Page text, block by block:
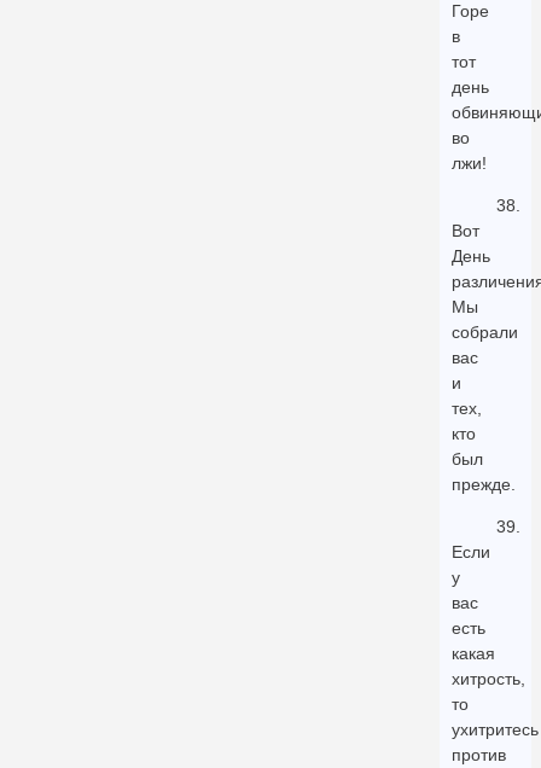
Горе
в
тот
день
во
лжи!
38.
Вот
День
Мы
собрали
вас
и
тех,
кто
был
прежде.
39.
Если
у
вас
есть
какая
хитрость,
то
ухитритесь
против